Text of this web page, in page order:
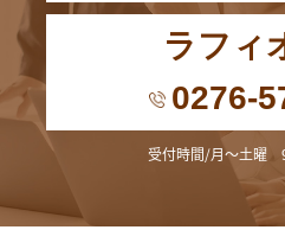
ラフィ
0276-
受付時間/月～土曜